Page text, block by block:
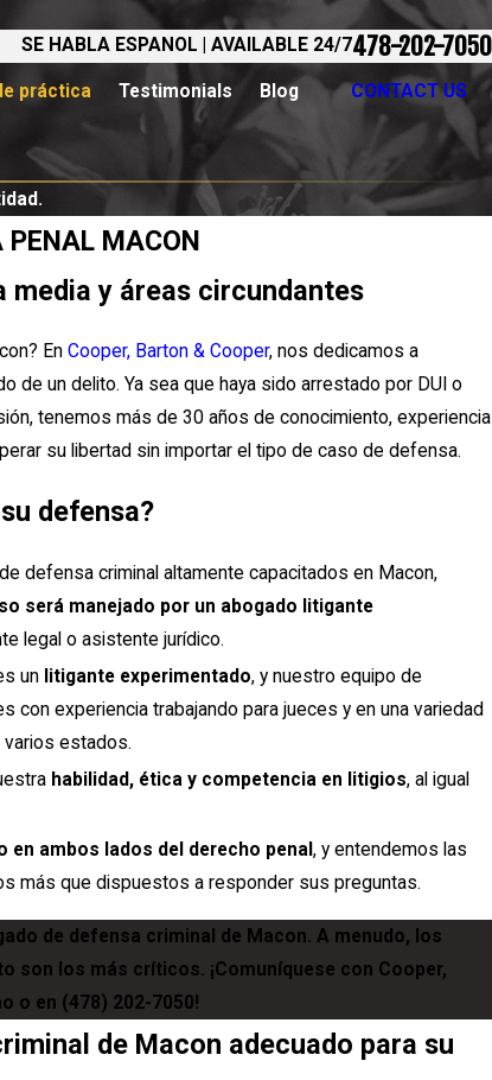
SE HABLA ESPANOL | AVAILABLE 24/7478-202-7050
práctica Testimonials Blog CONTACT US
PENAL MACON
media y áreas circundantes
EnCooper, Barton & Cooper, nos dedicamos a
de un delito. Ya sea que haya sido arrestado por DUI o
tenemos más de 30 años de conocimiento, experiencia
su libertad sin importar el tipo de caso de defensa.
defensa?
defensa criminal altamente capacitados en Macon,
será manejado por un abogado litigante
legal o asistente jurídico.
un litigante experimentado, y nuestro equipo de
con experiencia trabajando para jueces y en una variedad
estados.
habilidad, ética y competencia en litigios, al igual
en ambos lados del derecho penal , y entendemos las
más que dispuestos a responder sus preguntas.
de defensa criminal de Macon. A menudo, los
son los más críticos. ¡Comuníquese con Cooper,
o en (478) 202-7050!
de Macon adecuado para su